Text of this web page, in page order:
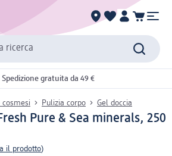
ricerca
Spedizione gratuita da 49 €
cosmesi Pulizia corpo Gel doccia
Pure & Sea minerals, 250
il prodotto)